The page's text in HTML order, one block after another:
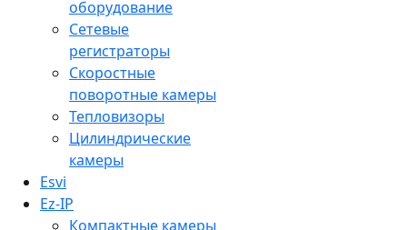
оборудование
Сетевые
регистраторы
Скоростные
поворотные камеры
Тепловизоры
Цилиндрические
камеры
Esvi
Ez-IP
Компактные камеры